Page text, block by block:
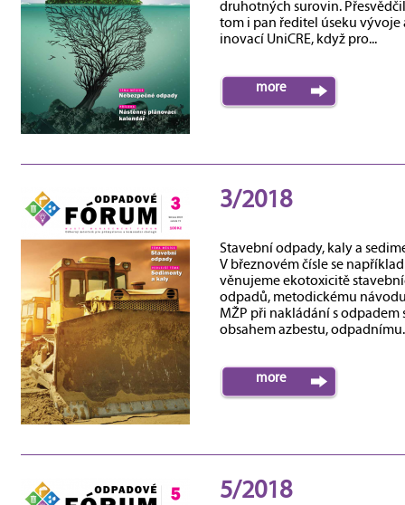
druhotných surovin.
tom i pan ředitel úseku vývoje
inovací UniCRE, když pro...
more
3/2018
Stavební odpady, kaly a
V březnovém čísle se například
věnujeme ekotoxicitě
odpadů, metodickému
MŽP při nakládání s odpadem
obsahem azbestu,
more
5/2018